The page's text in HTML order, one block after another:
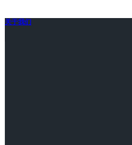
关于我们